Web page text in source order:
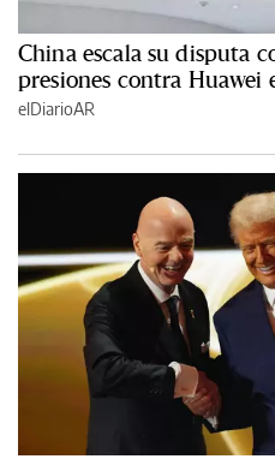
China escala su disputa
presiones contra Huawei
elDiarioAR